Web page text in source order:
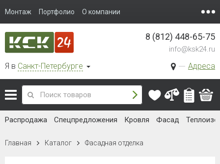
Монтаж Портфолио О компании
Я в Санкт-Петербурге Адреса
8 (812) 448-65-75
info@ksk24.ru
Распродажа Спецпредложения Кровля Фасад
Главная Каталог Фасадная отделка